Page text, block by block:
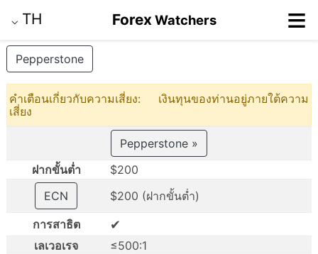
⌵ TH ForexWatchers ≡
Pepperstone
คำเตือนเกี่ยวกับความเสี่ยง: เงินทุนของท่านอยู่ภายใต้ความ
เสี่ยง
Pepperstone »
ฝากขั้นต่ำ
$200
ECN
$200 (ฝากขั้นต่ำ)
การสาธิต
✔
เลเวอเรจ
≤500:1